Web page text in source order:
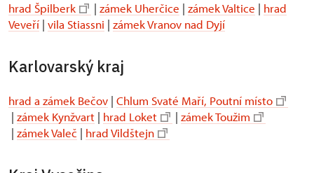
hrad Špilberk | zámek Uherčice | zámek Valtice | hrad
Veveří | vila Stiassni | zámek Vranov nad Dyjí
Karlovarský kraj
hrad a zámek Bečov | Chlum Svaté Maří, Poutní místo
| zámek Kynžvart | hrad Loket | zámek Toužim
| zámek Valeč | hrad Vildštejn